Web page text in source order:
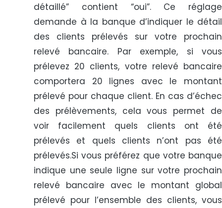
détaillé” contient “oui”. Ce réglage
demande à la banque d’indiquer le détail
des clients prélevés sur votre prochain
relevé bancaire. Par exemple, si vous
prélevez 20 clients, votre relevé bancaire
comportera 20 lignes avec le montant
prélevé pour chaque client. En cas d’échec
des prélèvements, cela vous permet de
voir facilement quels clients ont été
prélevés et quels clients n’ont pas été
prélevés.Si vous préférez que votre banque
indique une seule ligne sur votre prochain
relevé bancaire avec le montant global
prélevé pour l’ensemble des clients, vous